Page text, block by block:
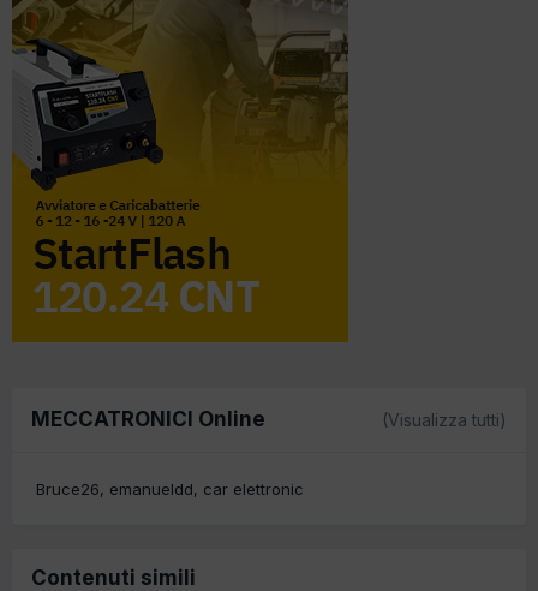
MECCATRONICI Online (Visualizza tutti)
Bruce26 emanueldd car elettronic
Contenuti simili